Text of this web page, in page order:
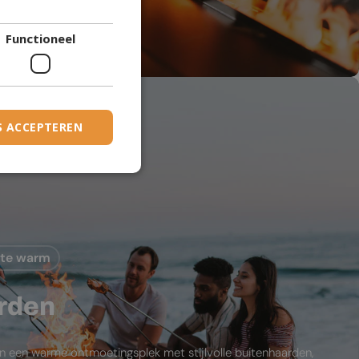
warm
een warme ontmoetingsplek met stijlvolle buitenhaarden,
DUTCH
FRENCH
GERMAN
GREEK
ITALIAN
LATVIAN
LITHUANIAN
Functioneel
ACCEPTEREN